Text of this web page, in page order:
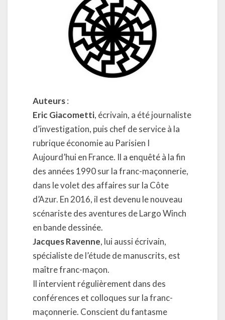
Auteurs:
Eric Giacometti, écrivain, a été journaliste
d’investigation, puis chef de service à la
rubrique économie au Parisien I
Aujourd’hui en France. Il a enquêté à la fin
des années 1990 sur la franc-maçonnerie,
dans le volet des affaires sur la Côte
d’Azur. En 2016, il est devenu le nouveau
scénariste des aventures de Largo Winch
en bande dessinée.
Jacques Ravenne, lui aussi écrivain,
spécialiste de l’étude de manuscrits, est
maître franc-maçon.
Il intervient régulièrement dans des
conférences et colloques sur la franc-
maçonnerie. Conscient du fantasme